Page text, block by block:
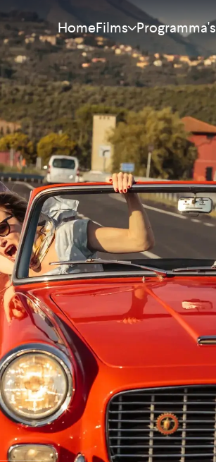
HomeFilms
Meest bekeken
Nieuw
Aanraders
Binnenkort
Alle films
Programma's